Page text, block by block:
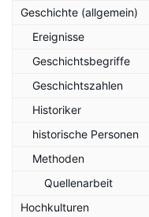
Geschichte (allgemein)
Ereignisse
Geschichtsbegriffe
Geschichtszahlen
Historiker
historische Personen
Methoden
Quellenarbeit
Hochkulturen